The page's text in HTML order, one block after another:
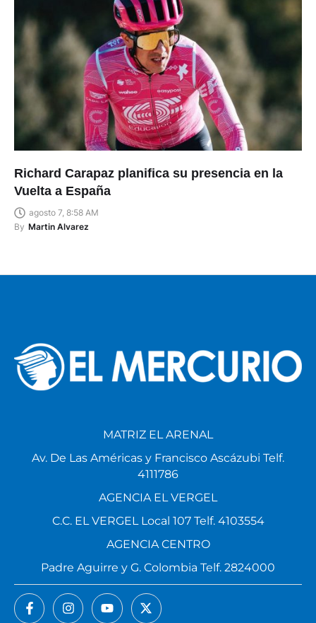
Richard Carapaz planifica su presencia en la
Vuelta a España
agosto 7, 8:58 AM
By Martin Alvarez
MATRIZ EL ARENAL
Av. De Las Américas y Francisco Ascázubi Telf.
4111786
AGENCIA EL VERGEL
C.C. EL VERGEL Local 107 Telf. 4103554
AGENCIA CENTRO
Padre Aguirre y G. Colombia Telf. 2824000